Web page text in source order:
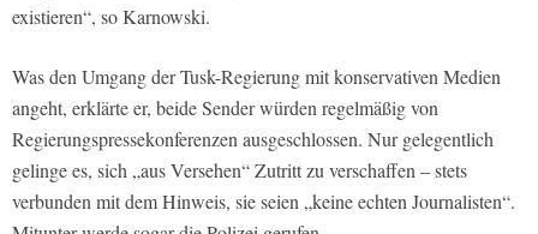
existieren“, so Karnowski.
Was den Umgang der Tusk-Regierung mit konservativen Medien
angeht, erklärte er, beide Sender würden regelmäßig von
Regierungspressekonferenzen ausgeschlossen. Nur gelegentlich
gelinge es, sich „aus Versehen“ Zutritt zu verschaffen – stets
verbunden mit dem Hinweis, sie seien „keine echten Journalisten“.